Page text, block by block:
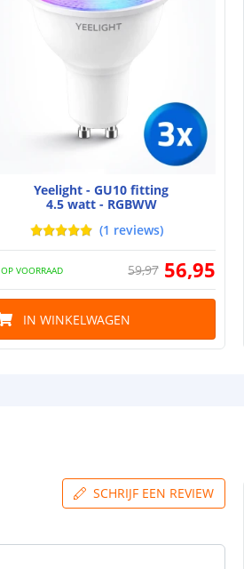
Yeelight - GU10 fitting
4.5 watt - RGBWW
(1 reviews)
OP VOORRAAD 59,97 56,95
IN WINKELWAGEN
SCHRIJF EEN REVIEW